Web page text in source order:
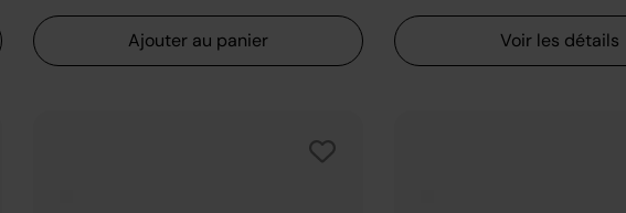
Ajouter au panier Voir les détails